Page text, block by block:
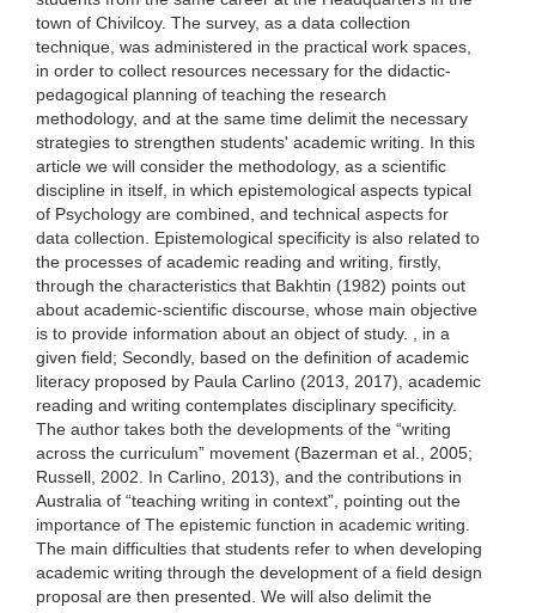
town of Chivilcoy. The survey, as a data collection
technique, was administered in the practical work spaces,
in order to collect resources necessary for the didactic-
pedagogical planning of teaching the research
methodology, and at the same time delimit the necessary
strategies to strengthen students' academic writing. In this
article we will consider the methodology, as a scientific
discipline in itself, in which epistemological aspects typical
of Psychology are combined, and technical aspects for
data collection. Epistemological specificity is also related to
the processes of academic reading and writing, firstly,
through the characteristics that Bakhtin (1982) points out
about academic-scientific discourse, whose main objective
is to provide information about an object of study. , in a
given field; Secondly, based on the definition of academic
literacy proposed by Paula Carlino (2013, 2017), academic
reading and writing contemplates disciplinary specificity.
The author takes both the developments of the “writing
across the curriculum” movement (Bazerman et al., 2005;
Russell, 2002. In Carlino, 2013), and the contributions in
Australia of “teaching writing in context”, pointing out the
importance of The epistemic function in academic writing.
The main difficulties that students refer to when developing
academic writing through the development of a field design
proposal are then presented. We will also delimit the